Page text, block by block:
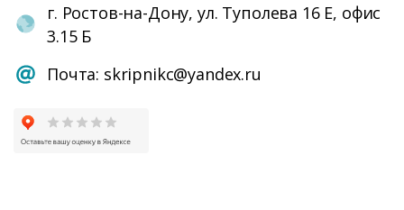
г. Ростов-на-Дону, ул. Туполева 16 Е, офис
3.15 Б
Почта: skripnikc@yandex.ru